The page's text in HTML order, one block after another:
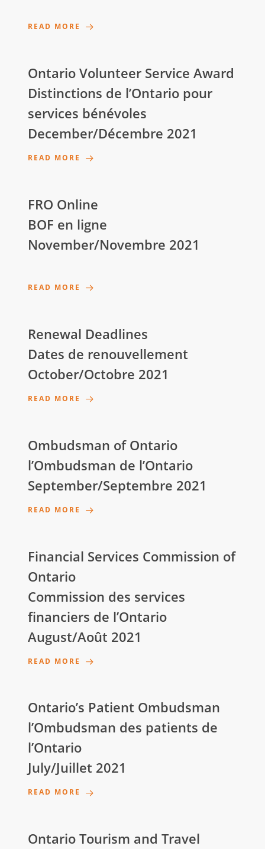
READ MORE
Ontario Volunteer Service Award
Distinctions de l’Ontario pour
services bénévoles
December/Décembre 2021
READ MORE
FRO Online
BOF en ligne
November/Novembre 2021
READ MORE
Renewal Deadlines
Dates de renouvellement
October/Octobre 2021
READ MORE
Ombudsman of Ontario
l’Ombudsman de l’Ontario
September/Septembre 2021
READ MORE
Financial Services Commission of
Ontario
Commission des services
financiers de l’Ontario
August/Août 2021
READ MORE
Ontario’s Patient Ombudsman
l’Ombudsman des patients de
l’Ontario
July/Juillet 2021
READ MORE
Ontario Tourism and Travel